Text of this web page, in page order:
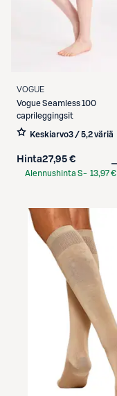
VOGUE
VogueSeamless 100
caprileggingsit
Keskiarvo3 / 5,2 väriä
Hinta27,95 €
Alennushinta S- 13,97 €